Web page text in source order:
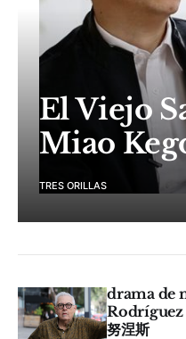
El Viejo
Miao
TRES ORILLAS
drama de
Rodríguez
努涅斯